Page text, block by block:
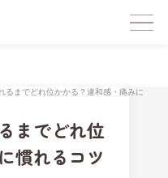
るまでどれ位かかる？違和感・痛みに
までどれ位
慣れるコツ